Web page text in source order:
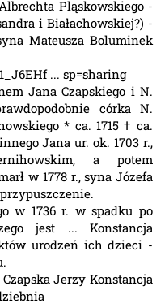
Pląskowskiego -
i Białachowskiej?) -
Mateusza Boluminek
... sp=sharing
Jana Czapskiego i N.
córka N.
* ca. 1715 † ca.
Jana ur. ok. 1703 r.,
a potem
w 1778 r., syna Józefa
w 1736 r. w spadku po
jest ... Konstancja
urodzeń ich dzieci -
Jerzy Konstancja